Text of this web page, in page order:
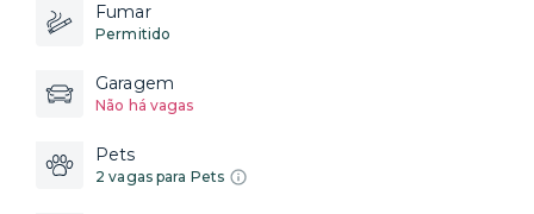
Fumar
Permitido
Garagem
Não há vagas
Pets
2 vagas para Pets